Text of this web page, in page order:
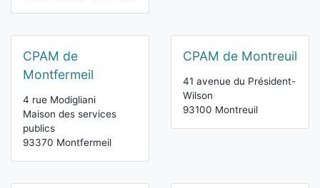
CPAM de
Montfermeil
4 rue Modigliani
Maison des services
publics
93370 Montfermeil
CPAM de Montreuil
41 avenue du Président-
Wilson
93100 Montreuil